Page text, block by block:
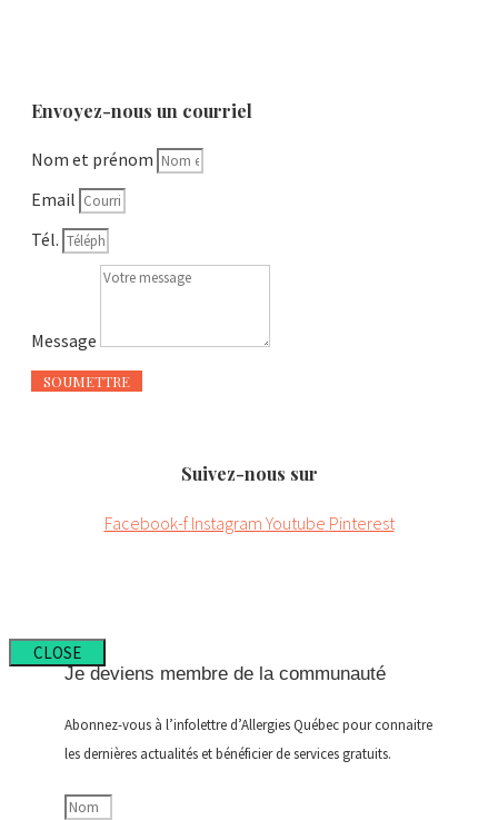
Envoyez-nous un courriel
Nom et prénom
Email
Tél.
Message
SOUMETTRE
Suivez-nous sur
Facebook-f Instagram Youtube Pinterest
CLOSE
Je deviens membre de la communauté
Abonnez-vous à l’infolettre d’Allergies Québec pour connaitre
les dernières actualités et bénéficier de services gratuits.